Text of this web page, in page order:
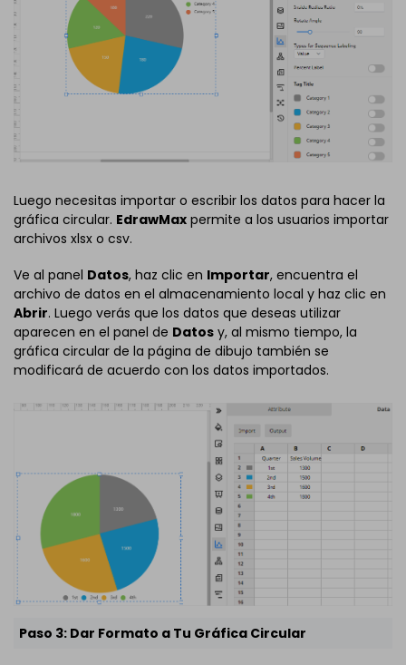
Luego necesitas importar o escribir los datos para hacer la
gráfica circular. EdrawMax permite a los usuarios importar
archivos xlsx o csv.
Ve al panel Datos, haz clic en Importar, encuentra el
archivo de datos en el almacenamiento local y haz clic en
Abrir. Luego verás que los datos que deseas utilizar
aparecen en el panel de Datos y, al mismo tiempo, la
gráfica circular de la página de dibujo también se
modificará de acuerdo con los datos importados.
Paso 3: Dar Formato a Tu Gráfica Circular